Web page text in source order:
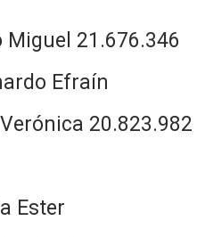
Miguel 21.676.346
Efraín
20.823.982
Ester